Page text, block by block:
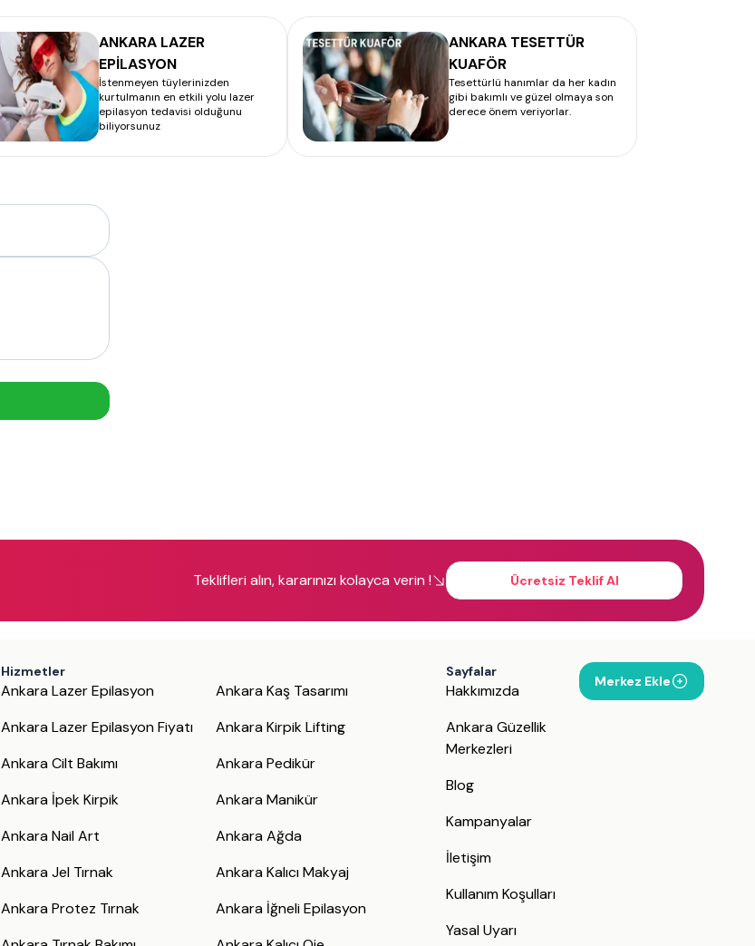
ANKARA LAZER
EPİLASYON
İstenmeyen tüylerinizden
kurtulmanın en etkili yolu lazer
epilasyon tedavisi olduğunu
biliyorsunuz
ANKARA TESETTÜR
KUAFÖR
Tesettürlü hanımlar da her kadın
gibi bakımlı ve güzel olmaya son
derece önem veriyorlar.
Teklifleri alın, kararınızı kolayca verin ! Ücretsiz Teklif Al
Hizmetler
Ankara Lazer Epilasyon
Ankara Lazer Epilasyon Fiyatı
Ankara Cilt Bakımı
Ankara İpek Kirpik
Ankara Nail Art
Ankara Jel Tırnak
Ankara Protez Tırnak
Ankara Kaş Tasarımı
Ankara Kirpik Lifting
Ankara Pedikür
Ankara Manikür
Ankara Ağda
Ankara Kalıcı Makyaj
Ankara İğneli Epilasyon
Sayfalar
Hakkımızda
Ankara Güzellik
Merkezleri
Blog
Kampanyalar
İletişim
Kullanım Koşulları
Yasal Uyarı
Merkez Ekle